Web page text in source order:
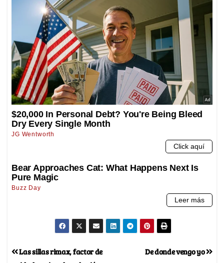
De donde vengo yo
Las sillas rimax, factor de